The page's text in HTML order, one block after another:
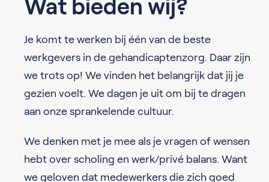
Wat bieden wij?
Je komt te werken bij één van de beste
werkgevers in de gehandicaptenzorg. Daar zijn
we trots op! We vinden het belangrijk dat jij je
gezien voelt. We dagen je uit om bij te dragen
aan onze sprankelende cultuur.
We denken met je mee als je vragen of wensen
hebt over scholing en werk/privé balans. Want
we geloven dat medewerkers die zich goed